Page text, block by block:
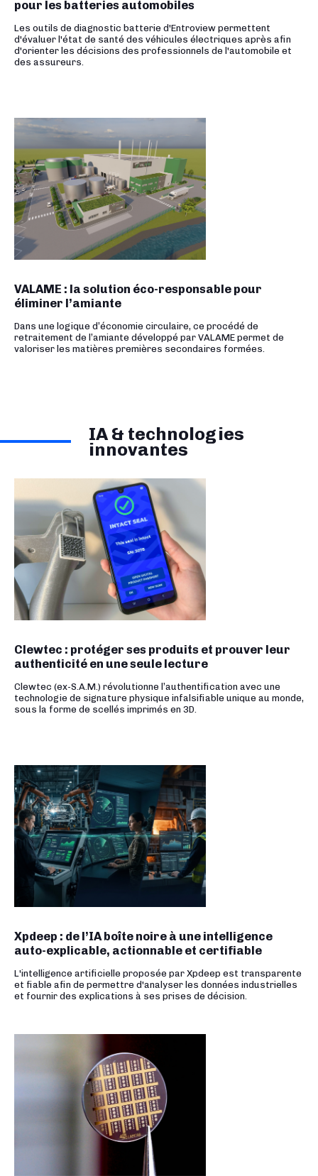
pour les batteries automobiles
Les outils de diagnostic batterie d'Entroview permettent
d'évaluer l'état de santé des véhicules électriques après afin
d'orienter les décisions des professionnels de l'automobile et
des assureurs.
VALAME : la solution éco-responsable pour
éliminer l’amiante
Dans une logique d’économie circulaire, ce procédé de
retraitement de l’amiante développé par VALAME permet de
valoriser les matières premières secondaires formées.
IA & technologies
innovantes
Clewtec : protéger ses produits et prouver leur
authenticité en une seule lecture
Clewtec (ex-S.A.M.) révolutionne l’authentification avec une
technologie de signature physique infalsifiable unique au monde,
sous la forme de scellés imprimés en 3D.
Xpdeep : de l’IA boîte noire à une intelligence
auto-explicable, actionnable et certifiable
L'intelligence artificielle proposée par Xpdeep est transparente
et fiable afin de permettre d'analyser les données industrielles
et fournir des explications à ses prises de décision.